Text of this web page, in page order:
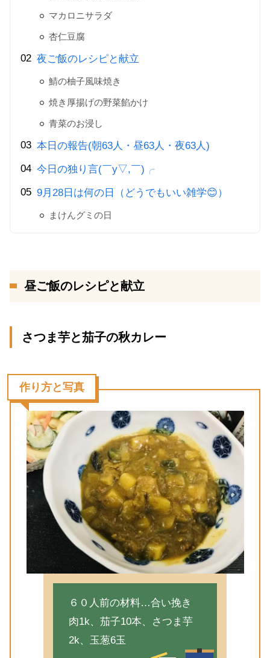
マカロニサラダ
杏仁豆腐
夜ご飯のレシピと献立
鯖の柚子風味焼き
焼き厚揚げの野菜餡かけ
青菜のお浸し
本日の報告(朝63人・昼63人・夜63人)
今日の独り言(￣y▽,￣)╭
9月28日は何の日（どうでもいい雑学😊）
まけんグミの日
昼ご飯のレシピと献立
さつま芋と茄子の秋カレー
作り方と写真
６０人前の材料…合い挽き
肉1k、茄子10本、さつま芋
2k、玉葱6玉